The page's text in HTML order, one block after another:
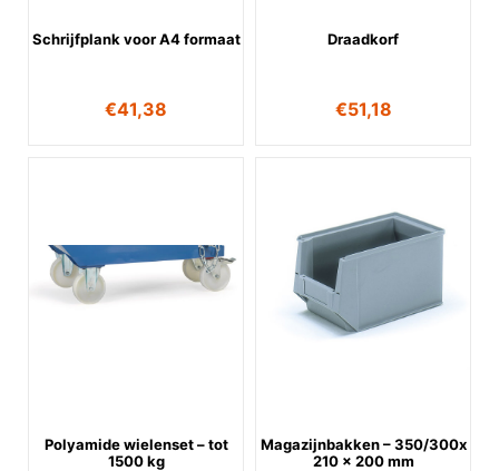
Schrijfplank voor A4 formaat
€41,38
Draadkorf
€51,18
Polyamide wielenset – tot
1500 kg
Magazijnbakken – 350/300x
210 x 200 mm